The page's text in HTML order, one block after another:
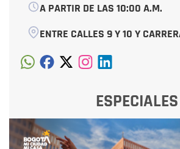
A PARTIR DE LAS 10:00 A.M.
ENTRE CALLES 9 Y 10 Y
ESPECIALES